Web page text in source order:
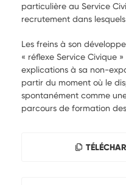
particulière au Service
recrutement dans
Les freins à son
« réflexe Service Civique
explications à sa non-
partir du moment où le
spontanément comme
parcours de formation